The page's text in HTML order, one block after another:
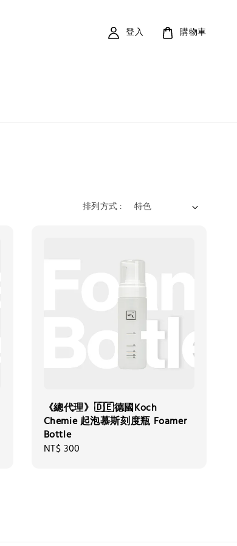
登入 購物車
排列方式 :
《總代理》🇩🇪德國Koch
Chemie 起泡慕斯刻度瓶 Foamer
Bottle
Regular
NT$ 300